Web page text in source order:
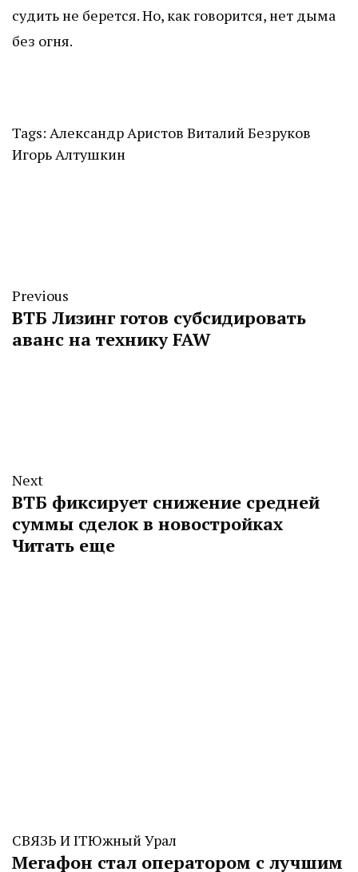
судить не берется. Но, как говорится, нет дыма
без огня.
Tags: Александр Аристов Виталий Безруков
Игорь Алтушкин
Previous
ВТБ Лизинг готов субсидировать
аванс на технику FAW
Next
ВТБ фиксирует снижение средней
суммы сделок в новостройках
Читать еще
СВЯЗЬ И ITЮжный Урал
Мегафон стал оператором с лучшим